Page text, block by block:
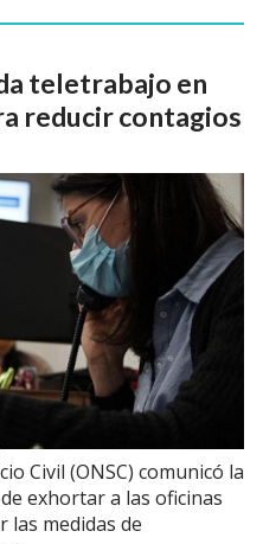
teletrabajo en
reducir contagios
Civil (ONSC) comunicó la
exhortar a las oficinas
las medidas de